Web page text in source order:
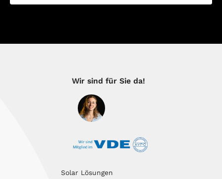
Wir sind für Sie da!
Solar Lösungen